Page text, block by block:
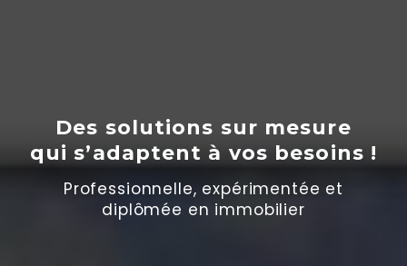
Des solutions sur mesure
qui s’adaptent à vos besoins !
Professionnelle, expérimentée et
diplômée en immobilier